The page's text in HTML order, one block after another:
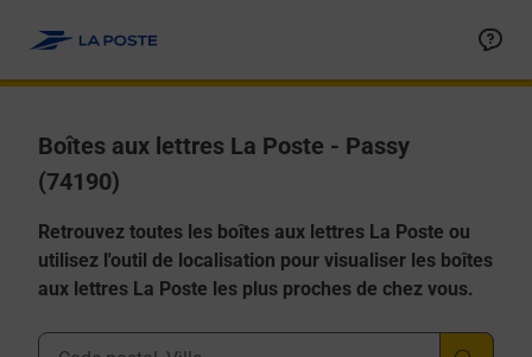
Boîtes aux lettres La Poste - Passy
(74190)
Retrouvez toutes les boîtes aux lettres La Poste ou
utilisez l'outil de localisation pour visualiser les boîtes
aux lettres La Poste les plus proches de chez vous.
Ville, Département, Code Postal